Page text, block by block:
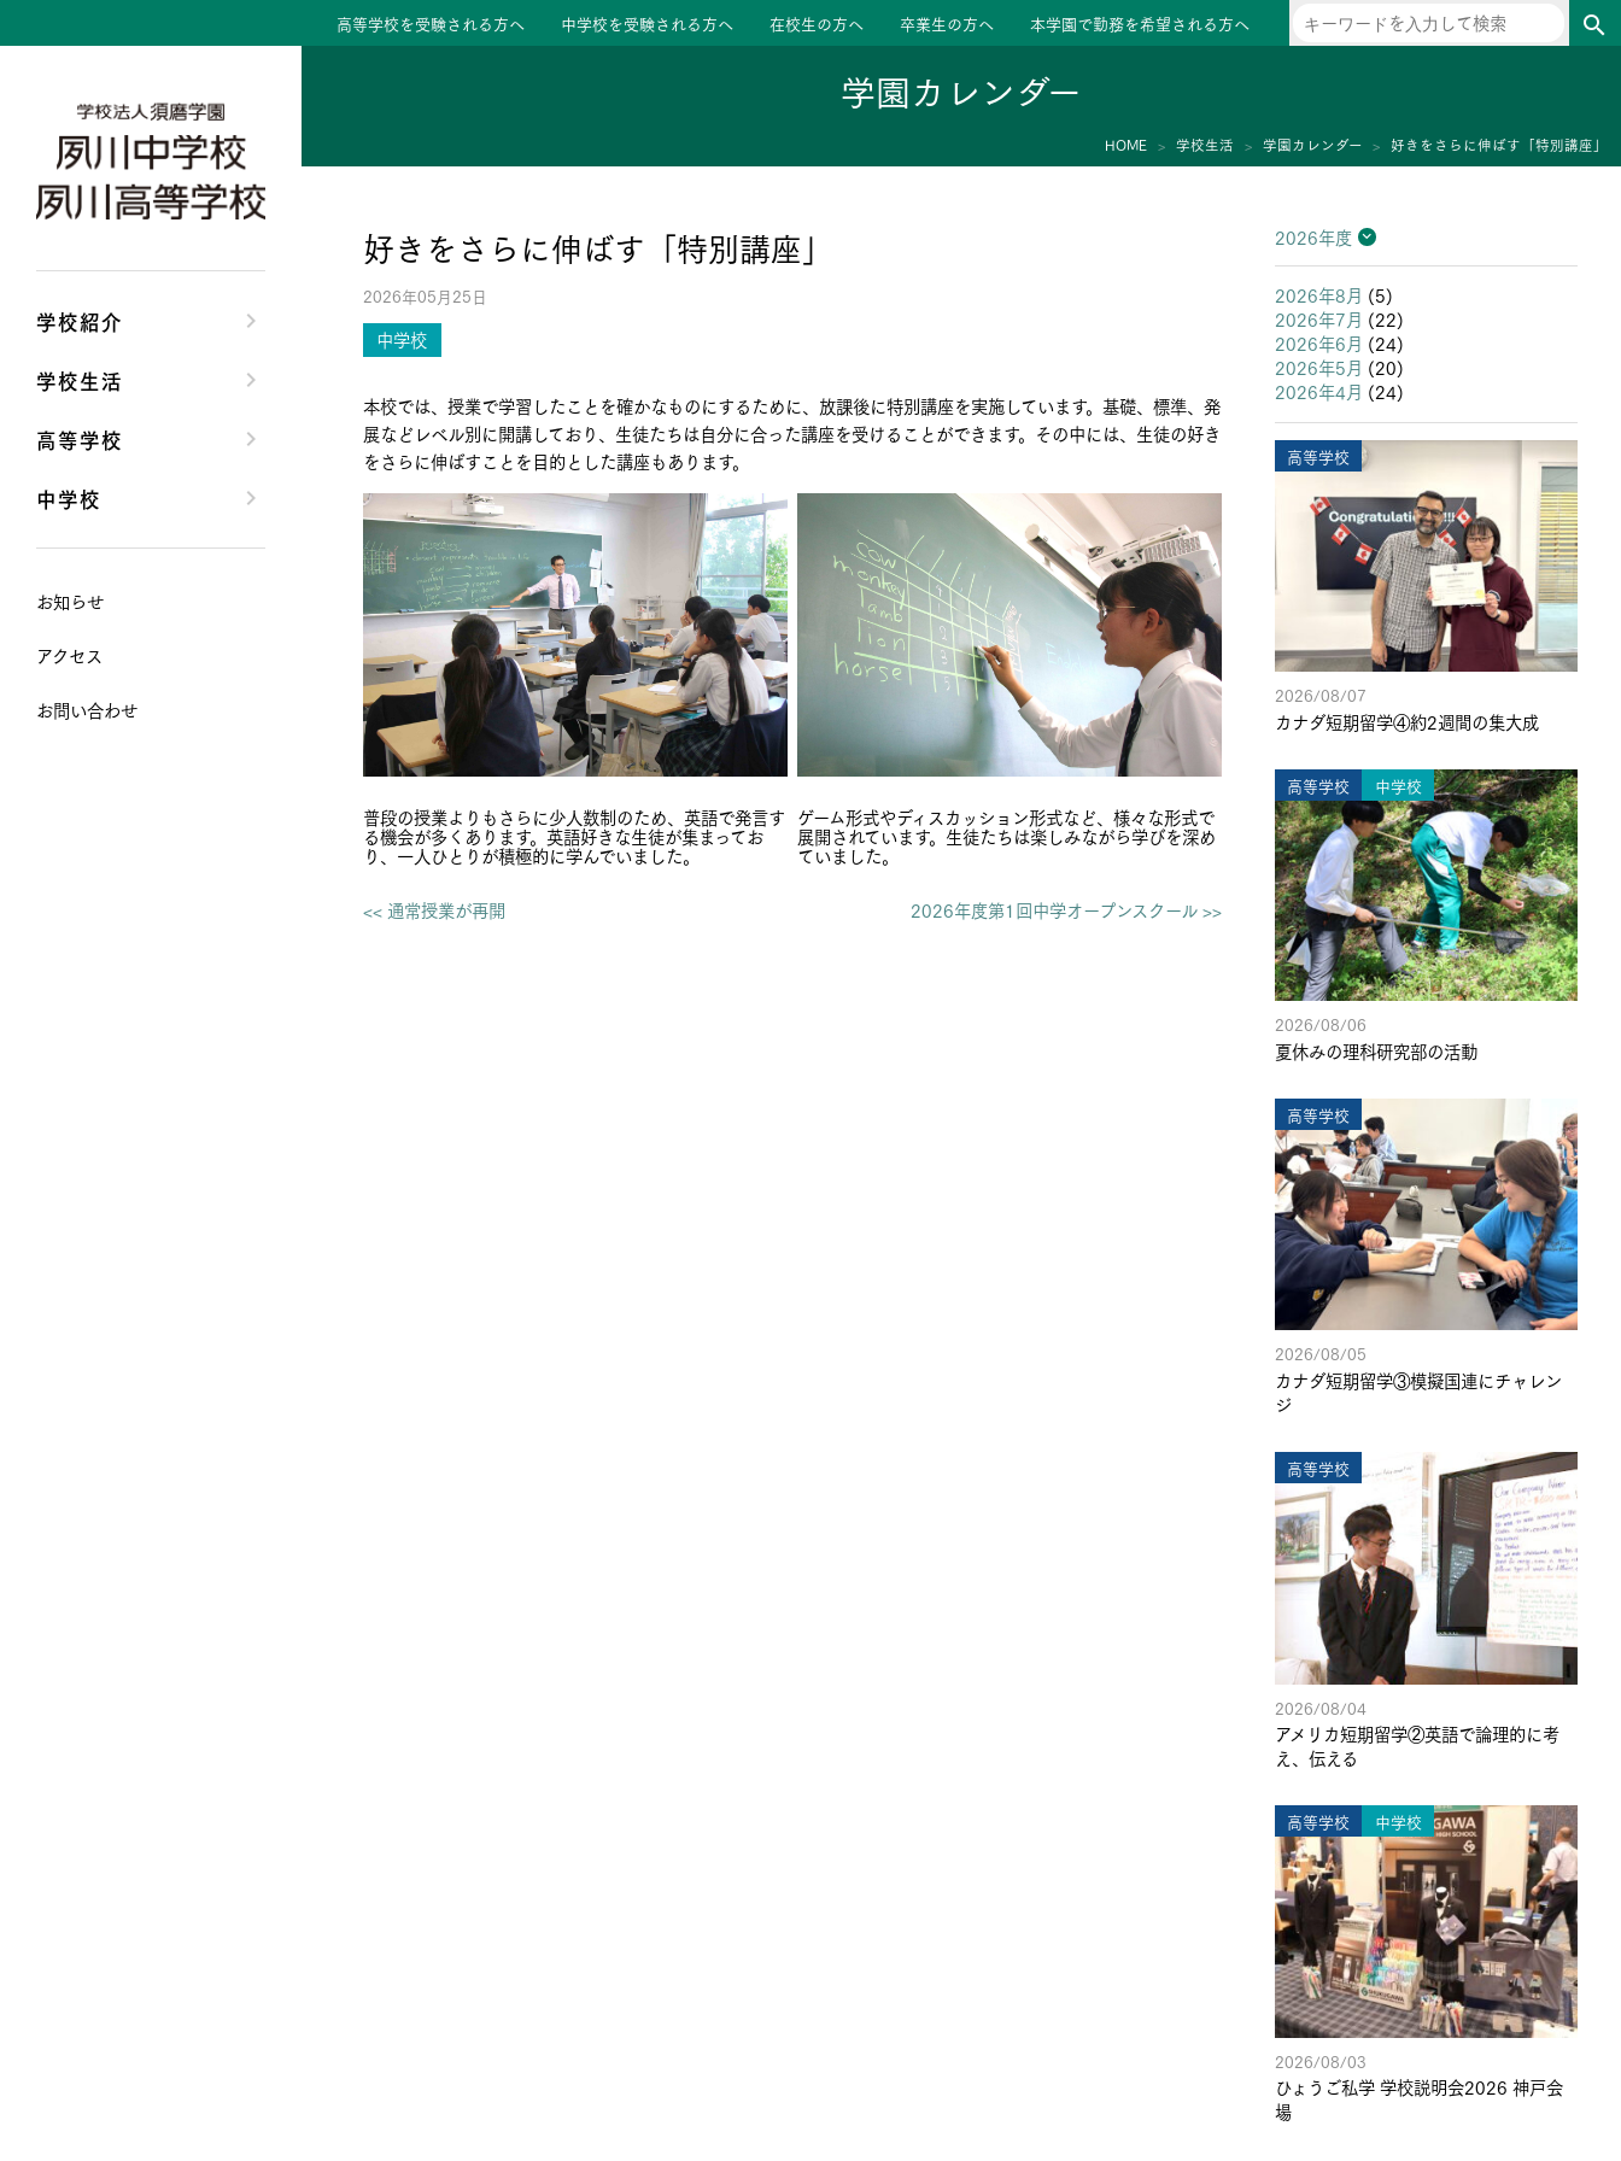
高等学校を受験される方へ 中学校を受験される方へ 在校生の方へ 卒業生の方へ 本学園で勤務を希望される方へ search
学園カレンダー
HOME 学校生活 学園カレンダー 好きをさらに伸ばす「特別講座」
好きをさらに伸ばす「特別講座」
2026年05月25日
中学校
本校では、授業で学習したことを確かなものにするために、放課後に特別講座を実施しています。基礎、標準、発
展などレベル別に開講しており、生徒たちは自分に合った講座を受けることができます。その中には、生徒の好き
をさらに伸ばすことを目的とした講座もあります。
普段の授業よりもさらに少人数制のため、英語で発言す
る機会が多くあります。英語好きな生徒が集まってお
り、一人ひとりが積極的に学んでいました。
ゲーム形式やディスカッション形式など、様々な形式で
展開されています。生徒たちは楽しみながら学びを深め
ていました。
<< 通常授業が再開
2026年度第1回中学オープンスクール >>
2026年度
2026年度
2025年度
2024年度
2023年度
2022年度
2021年度
2020年度
2019年度
2018年度
2017年度
2016年度
2015年度
2014年度
2013年度
2026年8月 (5)
2026年7月 (22)
2026年6月 (24)
2026年5月 (20)
2026年4月 (24)
高等学校
2026/08/07
カナダ短期留学④約2週間の集大成
高等学校 中学校
2026/08/06
夏休みの理科研究部の活動
高等学校
2026/08/05
カナダ短期留学③模擬国連にチャレン
ジ
高等学校
2026/08/04
アメリカ短期留学②英語で論理的に考
え、伝える
高等学校 中学校
2026/08/03
ひょうご私学 学校説明会2026 神戸会
場
学校紹介
学校生活
高等学校
中学校
お知らせ
アクセス
お問い合わせ
安心して任せられる学校
沿革
大学合格実績
夙川ブログ
制服紹介
高校の教育方針／特色
特進コース／進学コース
先輩たちの声・生徒たちの声
中学校の教育方針／特色
Aコース／Bコース
先輩たちの声・生徒たちの声